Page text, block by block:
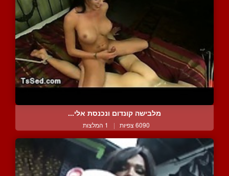
מלבישה קונדום ונכנסת אלי...
6090 צפיות | 1 המלצות